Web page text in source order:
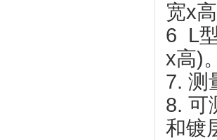
宽x高
6 L
x高)。
7. 测
8. 可
和镀